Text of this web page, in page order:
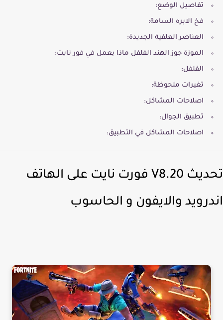
تفاصيل الوضع:
فخ الابره السامة:
العناصر العلفية الجديدة:
الموزة جوز الهند الفلفل ماذا يعمل في فور نايت:
الفلفل:
تغيرات ملحوظة:
اصلاحات المشاكل:
تطبيق الجوال:
اصلاحات المشاكل في التطبيق:
تحديث V8.20 فورت نايت على الهاتف
والايفون و الحاسوب